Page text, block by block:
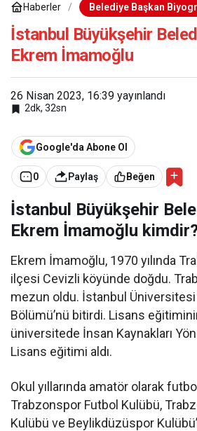
Haberler Belediye Başkan
İstanbul Büyükşehir
Ekrem İmamoğlu
26 Nisan 2023, 16:39 yayınlandı
2dk, 32sn
Google'da Abone Ol
0 Paylaş Beğen
İstanbul Büyükşehir
Ekrem İmamoğlu
Ekrem İmamoğlu, 1970 yılında
ilçesi Cevizli köyünde doğdu.
mezun oldu. İstanbul
Bölümü’nü bitirdi. Lisans
üniversitede İnsan Kaynakları
Lisans eğitimi aldı.
Okul yıllarında amatör olarak
Trabzonspor Futbol Kulübü,
Kulübü ve Beylikdüzüspor